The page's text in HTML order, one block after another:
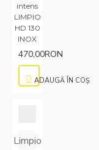
intens
LIMPIO
HD 130
INOX
470,00RON
ADAUGĂ ÎN COŞ
Limpio